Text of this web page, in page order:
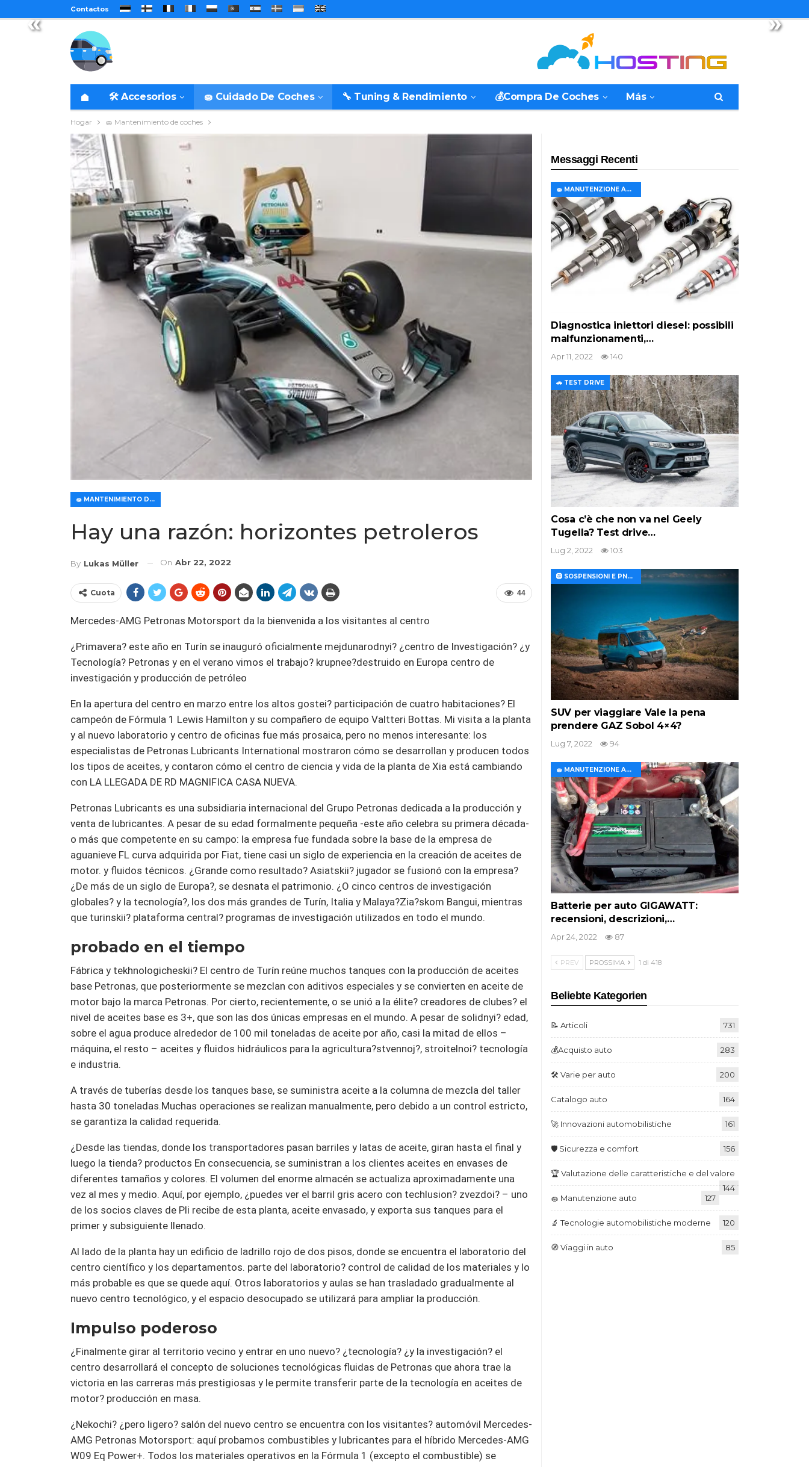
« »
Contactos
🛠️ Accesorios 🧽 Cuidado De Coches 🔧 Tuning & Rendimiento 💰Compra De Coches Más
Hogar 🧽 Mantenimiento de coches
🧽 MANTENIMIENTO DE COCHES
Hay una razón: horizontes petroleros
By Lukas Müller On Abr 22, 2022
44
Cuota
Mercedes-AMG Petronas Motorsport da la bienvenida a los visitantes al centro
¿Primavera? este año en Turín se inauguró oficialmente mejdunarodnyi? ¿centro de Investigación? ¿y
Tecnología? Petronas y en el verano vimos el trabajo? krupnee?destruido en Europa centro de
investigación y producción de petróleo
En la apertura del centro en marzo entre los altos gostei? participación de cuatro habitaciones? El
campeón de Fórmula 1 Lewis Hamilton y su compañero de equipo Valtteri Bottas. Mi visita a la planta
y al nuevo laboratorio y centro de oficinas fue más prosaica, pero no menos interesante: los
especialistas de Petronas Lubricants International mostraron cómo se desarrollan y producen todos
los tipos de aceites, y contaron cómo el centro de ciencia y vida de la planta de Xia está cambiando
con LA LLEGADA DE RD ​​MAGNIFICA CASA NUEVA.
Petronas Lubricants es una subsidiaria internacional del Grupo Petronas dedicada a la producción y
venta de lubricantes. A pesar de su edad formalmente pequeña -este año celebra su primera década-
o más que competente en su campo: la empresa fue fundada sobre la base de la empresa de
aguanieve FL curva adquirida por Fiat, tiene casi un siglo de experiencia en la creación de aceites de
motor. y fluidos técnicos. ¿Grande como resultado? Asiatskii? jugador se fusionó con la empresa?
¿De más de un siglo de Europa?, se desnata el patrimonio. ¿O cinco centros de investigación
globales? y la tecnología?, los dos más grandes de Turín, Italia y Malaya?Zia?skom Bangui, mientras
que turinskii? plataforma central? programas de investigación utilizados en todo el mundo.
probado en el tiempo
Fábrica y tekhnologicheskii? El centro de Turín reúne muchos tanques con la producción de aceites
base Petronas, que posteriormente se mezclan con aditivos especiales y se convierten en aceite de
motor bajo la marca Petronas. Por cierto, recientemente, o se unió a la élite? creadores de clubes? el
nivel de aceites base es 3+, que son las dos únicas empresas en el mundo. A pesar de solidnyi? edad,
sobre el agua produce alrededor de 100 mil toneladas de aceite por año, casi la mitad de ellos –
máquina, el resto – aceites y fluidos hidráulicos para la agricultura?stvennoj?, stroitelnoi? tecnología
e industria.
A través de tuberías desde los tanques base, se suministra aceite a la columna de mezcla del taller
hasta 30 toneladas.Muchas operaciones se realizan manualmente, pero debido a un control estricto,
se garantiza la calidad requerida.
¿Desde las tiendas, donde los transportadores pasan barriles y latas de aceite, giran hasta el final y
luego la tienda? productos En consecuencia, se suministran a los clientes aceites en envases de
diferentes tamaños y colores. El volumen del enorme almacén se actualiza aproximadamente una
vez al mes y medio. Aquí, por ejemplo, ¿puedes ver el barril gris acero con techlusion? zvezdoi? – uno
de los socios claves de Pli recibe de esta planta, aceite envasado, y exporta sus tanques para el
primer y subsiguiente llenado.
Al lado de la planta hay un edificio de ladrillo rojo de dos pisos, donde se encuentra el laboratorio del
centro científico y los departamentos. parte del laboratorio? control de calidad de los materiales y lo
más probable es que se quede aquí. Otros laboratorios y aulas se han trasladado gradualmente al
nuevo centro tecnológico, y el espacio desocupado se utilizará para ampliar la producción.
Impulso poderoso
¿Finalmente girar al territorio vecino y entrar en uno nuevo? ¿tecnología? ¿y la investigación? el
centro desarrollará el concepto de soluciones tecnológicas fluidas de Petronas que ahora trae la
victoria en las carreras más prestigiosas y le permite transferir parte de la tecnología en aceites de
motor? producción en masa.
¿Nekochi? ¿pero ligero? salón del nuevo centro se encuentra con los visitantes? automóvil Mercedes-
AMG Petronas Motorsport: aquí probamos combustibles y lubricantes para el híbrido Mercedes-AMG
W09 Eq Power+. Todos los materiales operativos en la Fórmula 1 (excepto el combustible) se
Messaggi Recenti
🧽 MANUTENZIONE AUTO
Diagnostica iniettori diesel: possibili
malfunzionamenti,…
Apr 11, 2022 140
🚗 TEST DRIVE
Cosa c’è che non va nel Geely
Tugella? Test drive…
Lug 2, 2022 103
🛞 SOSPENSIONI E PNEUMATICI
SUV per viaggiare Vale la pena
prendere GAZ Sobol 4×4?
Lug 7, 2022 94
🧽 MANUTENZIONE AUTO
Batterie per auto GIGAWATT:
recensioni, descrizioni,…
Apr 24, 2022 87
PREV PROSSIMA 1 di 418
Beliebte Kategorien
📝 Articoli 731
💰Acquisto auto 283
🛠️ Varie per auto 200
Catalogo auto 164
🚀 Innovazioni automobilistiche 161
🛡️ Sicurezza e comfort 156
🏆 Valutazione delle caratteristiche e del valore
144
🧽 Manutenzione auto
127
🔬 Tecnologie automobilistiche moderne 120
🧭 Viaggi in auto 85